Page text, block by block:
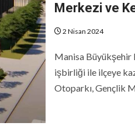
Merkezi ve
2 Nisan 2024
Manisa Büyükşehir
işbirliği ile ilçeye
Otoparkı, Gençlik